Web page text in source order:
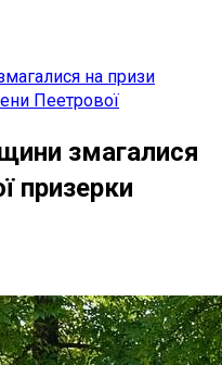
на призи
Пеетрової
змагалися
призерки